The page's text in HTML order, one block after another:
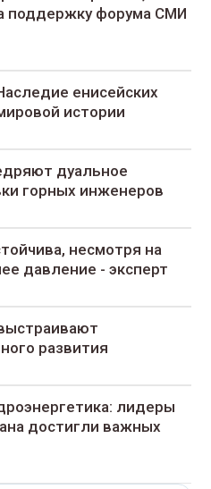
поддержку форума СМИ
енисейских
истории
дуальное
горных инженеров
несмотря на
давление - эксперт
развития
лидеры
достигли важных